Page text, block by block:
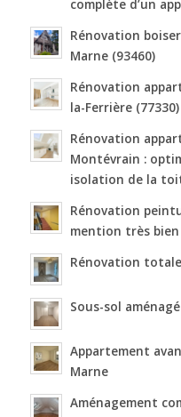
complète d’un
Rénovation
Marne (93460)
Rénovation
la-Ferrière (77330)
Rénovation
Montévrain :
isolation de la
Rénovation
mention très bien
Rénovation
Sous-sol
Appartement
Marne
Aménagement